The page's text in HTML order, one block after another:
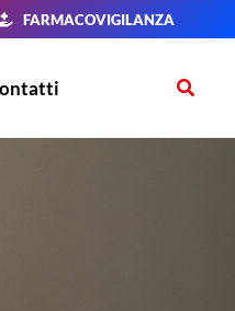
FARMACOVIGILANZA
Cerca